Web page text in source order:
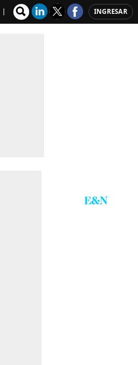
INGRESAR